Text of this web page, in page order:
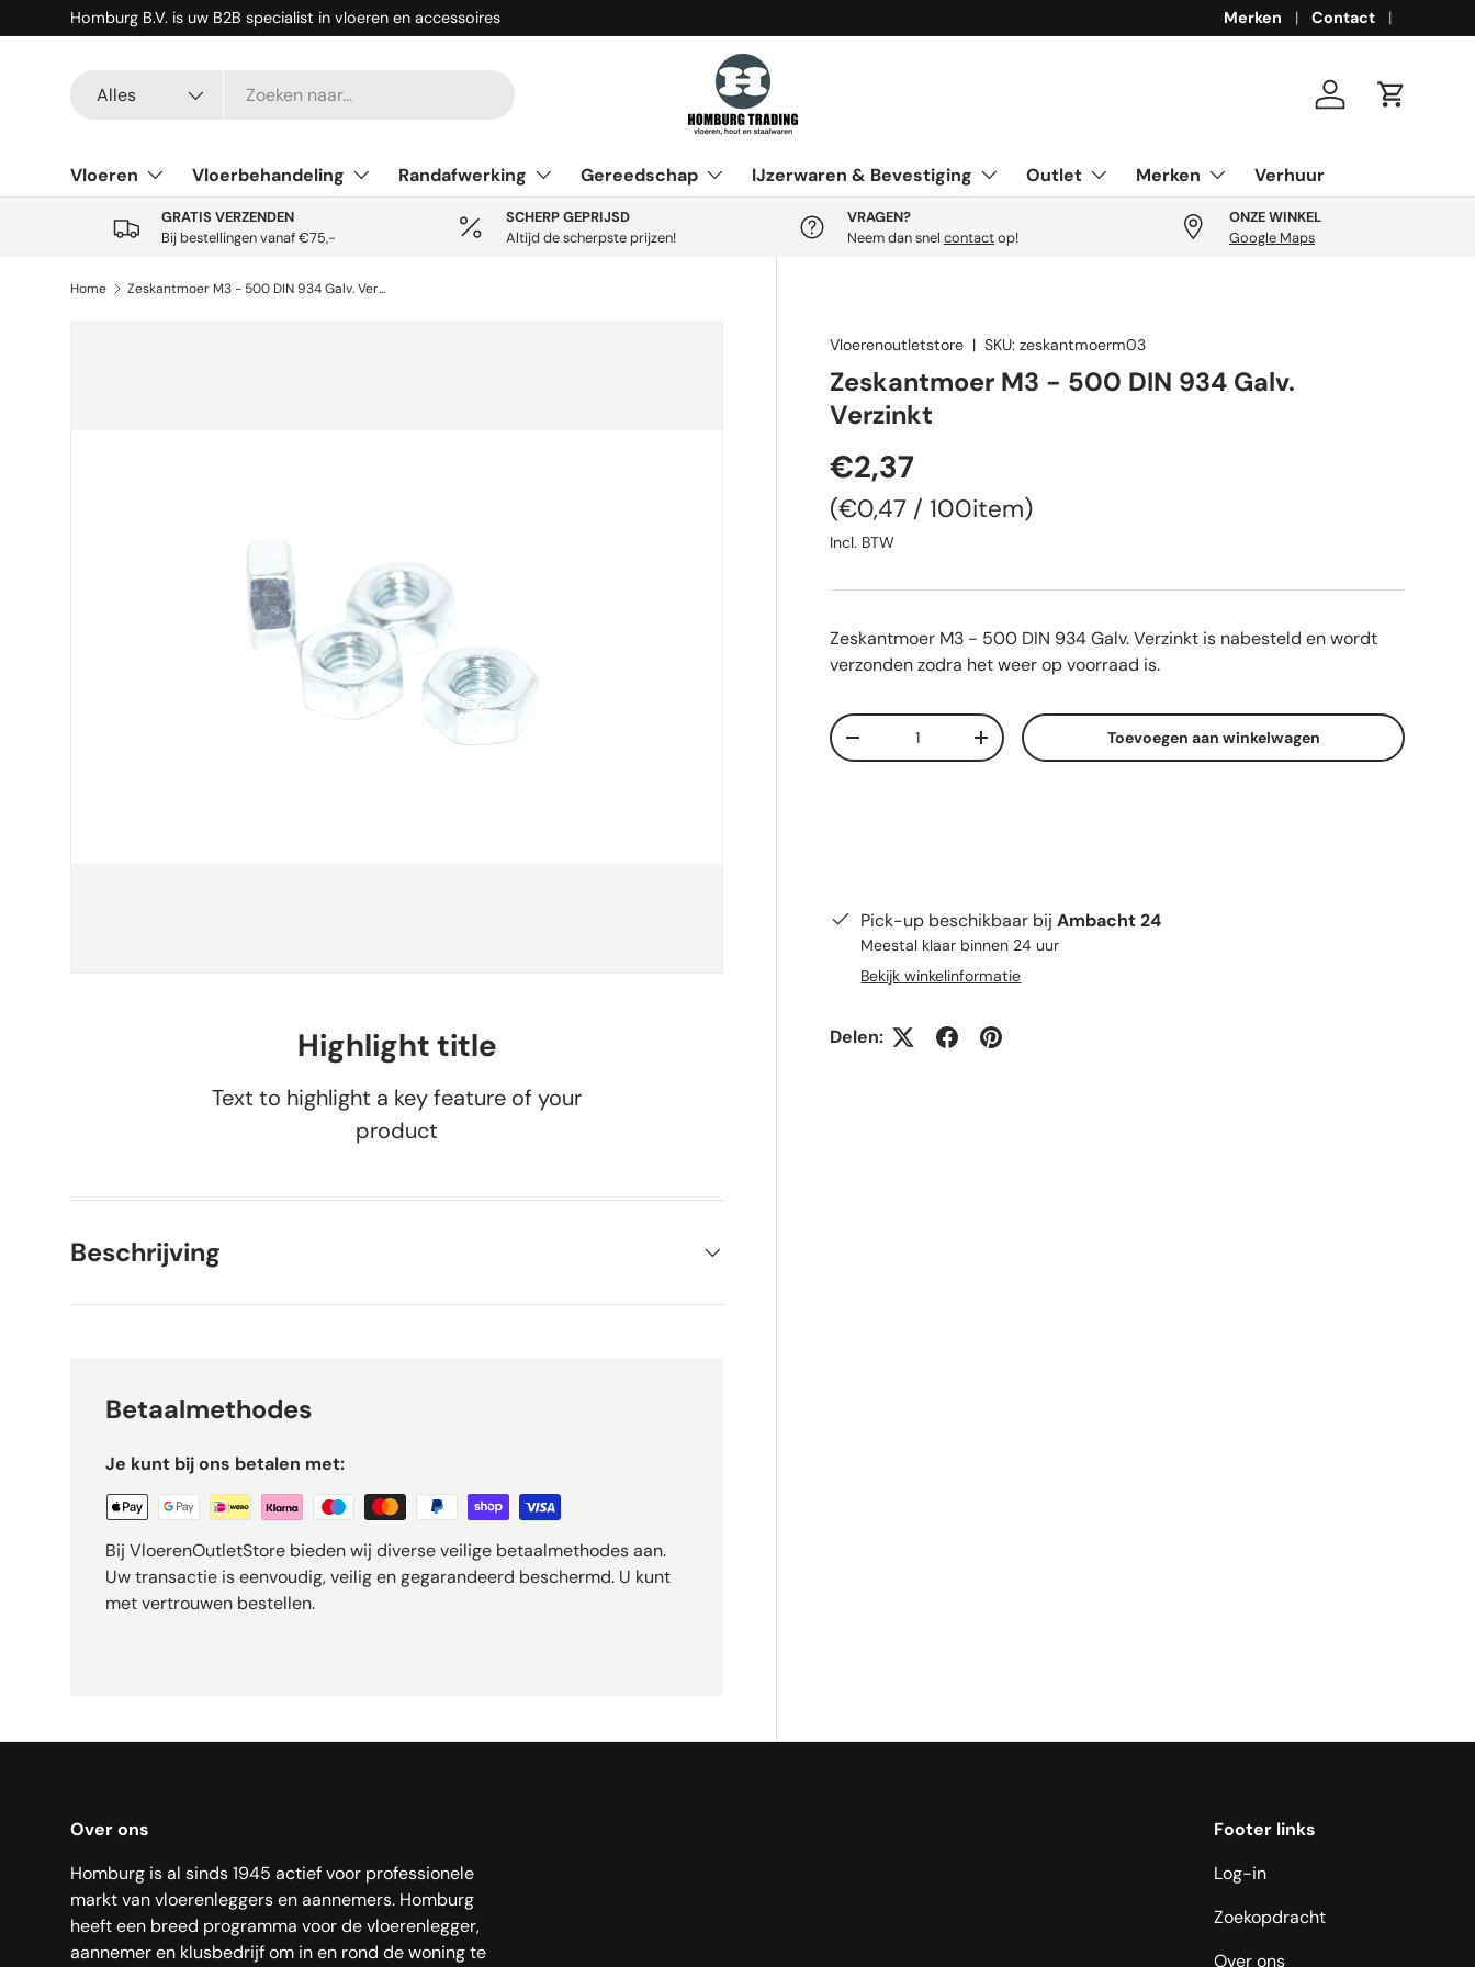
Ga naar inhoud
Homburg B.V. is uw B2B specialist in vloeren en accessoires Merken Contact
Alles Inloggen
Vloeren Vloerbehandeling Randafwerking Gereedschap IJzerwaren & Bevestiging Outlet Merken Verhuur
GRATIS VERZENDEN
Bij bestellingen vanaf €75,-
SCHERP GEPRIJSD
Altijd de scherpste prijzen!
VRAGEN?
Neem dan snel contactop!
ONZE WINKEL
Google Maps
Home Zeskantmoer M3 - 500 DIN 934 Galv. Verzinkt
Vloerenoutletstore |SKU: zeskantmoerm03
Zeskantmoer M3 - 500 DIN 934 Galv.
Verzinkt
Reguliere prijs
€2,37
Eenheid prijs
€0,47 /100item
Incl. BTW
Zeskantmoer M3 - 500 DIN 934 Galv. Verzinkt is nabesteld en wordt
verzonden zodra het weer op voorraad is.
Aantal
Verlaag de hoeveelheidVerhoog de hoeveelheidToevoegen aan winkelwagen
Pick-up beschikbaar bijAmbacht 24
Meestal klaar binnen 24 uur
Bekijk winkelinformatie
Delen:
Highlight title
Text to highlight a key feature of your
product
Beschrijving
Betaalmethodes
Je kunt bij ons betalen met:
Bij VloerenOutletStore bieden wij diverse veilige betaalmethodes aan.
Uw transactie is eenvoudig, veilig en gegarandeerd beschermd. U kunt
met vertrouwen bestellen.
Over ons
Homburg is al sinds 1945 actief voor professionele
markt van vloerenleggers en aannemers. Homburg
heeft een breed programma voor de vloerenlegger,
aannemer en klusbedrijf om in en rond de woning te
Footer links
Log-in
Zoekopdracht
Over ons